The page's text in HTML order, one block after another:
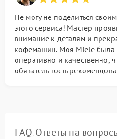
Не могу не поделиться
этого сервиса! Мастер
внимание к деталям и
кофемашин. Моя Miele была
оперативно и качественно,
обязательность
FAQ. Ответы на